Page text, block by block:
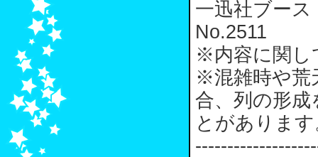
一迅社ブー
No.2511
※内容に関し
※混雑時や荒
合、列の形
とがありま